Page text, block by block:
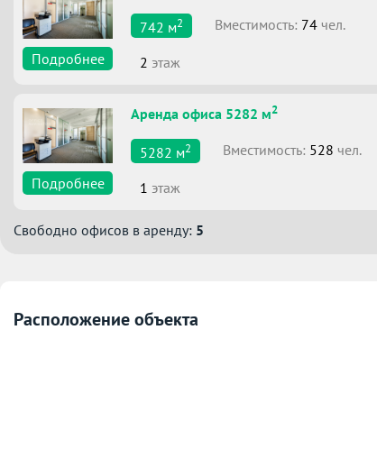
Подробнее
742 м2 Вместимоcть: 74 чел.
2 этаж
Подробнее
Аренда офиса 5282 м2
5282 м2 Вместимоcть: 528 чел.
1 этаж
Свободно офисов в аренду: 5
Расположение объекта